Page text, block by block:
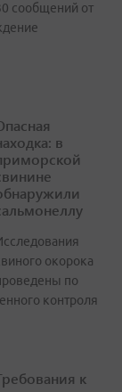
сообщений от
в
окорока
по
контроля
к